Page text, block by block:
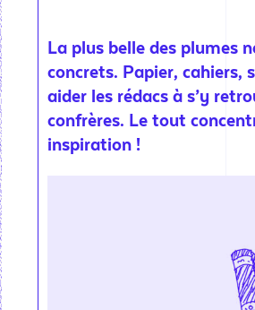
La plus belle des plumes
concrets. Papier, cahiers,
aider les rédacs à s’y
confrères. Le tout
inspiration !